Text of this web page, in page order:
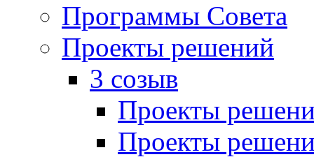
Программы Совета
Проекты решений
3 созыв
Проекты
Проекты